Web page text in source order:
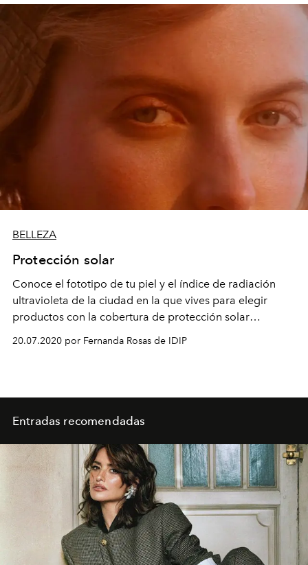
BELLEZA
Protección solar
Conoce el fototipo de tu piel y el índice de radiación
ultravioleta de la ciudad en la que vives para elegir
productos con la cobertura de protección solar
20.07.2020 por Fernanda Rosas de IDIP
Entradas recomendadas